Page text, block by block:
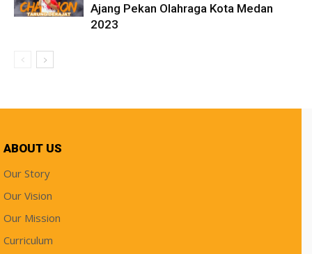
Ajang Pekan Olahraga Kota Medan
2023
ABOUT US
Our Story
Our Vision
Our Mission
Curriculum